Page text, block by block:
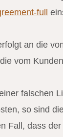
full
an die
vom
falschen
so sind
Fall, dass